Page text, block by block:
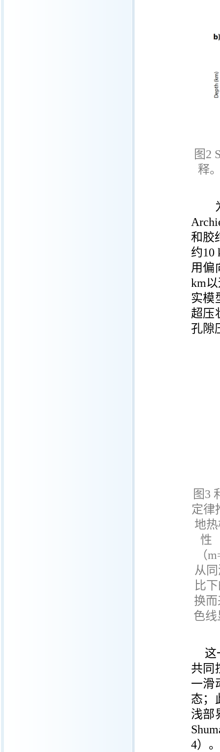
图2
释
为
和胶
约10
用偏
km
实模
超压
孔隙
图3
定律
地
性
（
从
比
换
色
这
共同
一滑
态；
浅部
4）。